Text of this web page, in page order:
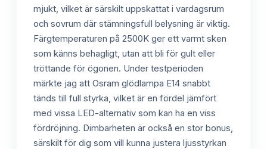
mjukt, vilket är särskilt uppskattat i vardagsrum
och sovrum där stämningsfull belysning är viktig.
Färgtemperaturen på 2500K ger ett varmt sken
som känns behagligt, utan att bli för gult eller
tröttande för ögonen. Under testperioden
märkte jag att Osram glödlampa E14 snabbt
tänds till full styrka, vilket är en fördel jämfört
med vissa LED-alternativ som kan ha en viss
fördröjning. Dimbarheten är också en stor bonus,
särskilt för dig som vill kunna justera ljusstyrkan